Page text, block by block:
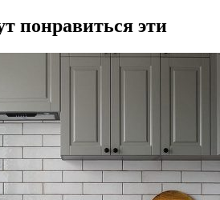
понравиться эти